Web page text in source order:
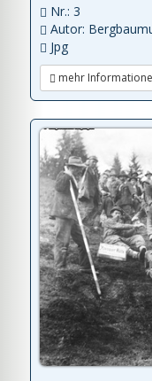
Nr.: 3
Autor:
Jpg
mehr